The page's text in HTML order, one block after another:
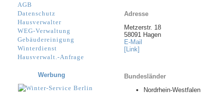
Adresse
Metzerstr. 18
58091 Hagen
E-Mail
[Link]
Bundesländer
Nordrhein-Westfalen
AGB
Datenschutz
Hausverwalter
WEG-Verwaltung
Gebäudereinigung
Winterdienst
Hausverwalt.-Anfrage
Werbung